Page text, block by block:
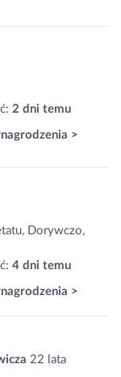
2 dni temu
>
Dorywczo,
4 dni temu
>
22 lata